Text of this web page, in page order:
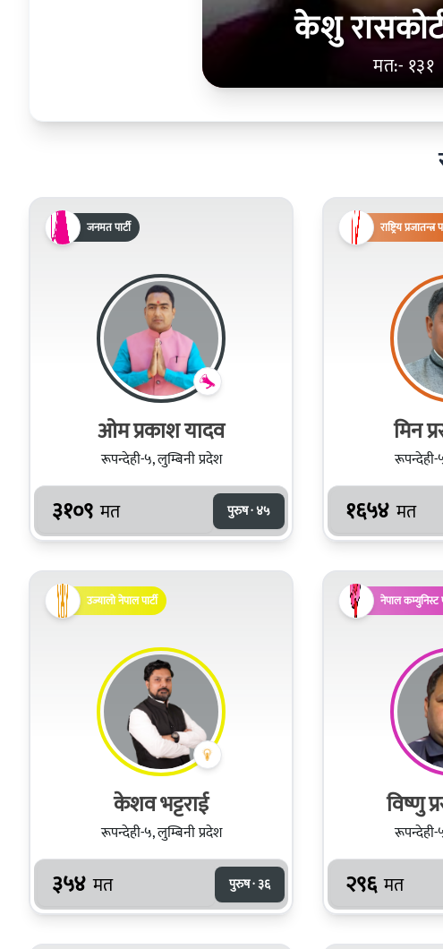
केशु
मत:- १३१
जनमत पार्टी
ओम प्रकाश यादव
रूपन्देही-५, लुम्बिनी प्रदेश
३१०९ मत पुरुष · ४५
राष्ट्रिय प्रजातन्त्र
मिन
रूपन्देही-
१६५४ मत
उज्यालो नेपाल पार्टी
केशव भट्टराई
रूपन्देही-५, लुम्बिनी प्रदेश
३५४ मत पुरुष · ३६
नेपाल कम्युनिस्ट
विष्णु
रूपन्देही-
२९६ मत